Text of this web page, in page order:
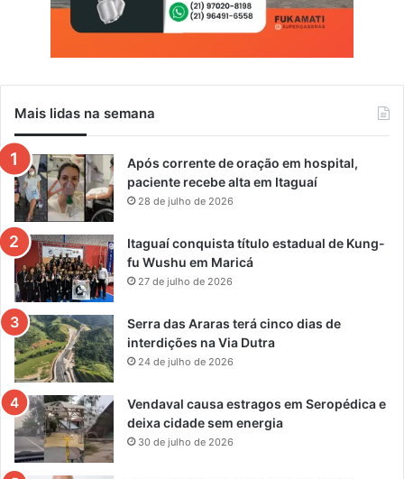
Mais lidas na semana
Após corrente de oração em hospital,
paciente recebe alta em Itaguaí
28 de julho de 2026
Itaguaí conquista título estadual de Kung-
fu Wushu em Maricá
27 de julho de 2026
Serra das Araras terá cinco dias de
interdições na Via Dutra
24 de julho de 2026
Vendaval causa estragos em Seropédica e
deixa cidade sem energia
30 de julho de 2026